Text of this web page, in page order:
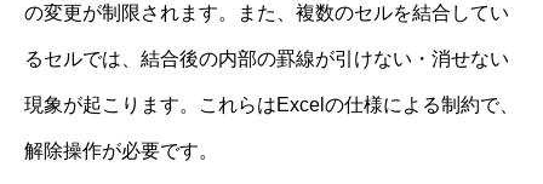
の変更が制限されます。また、複数のセルを結合してい
るセルでは、結合後の内部の罫線が引けない・消せない
現象が起こります。これらはExcelの仕様による制約で、
解除操作が必要です。